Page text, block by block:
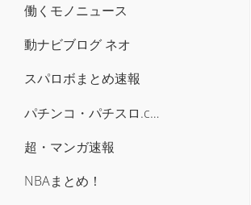
働くモノニュース
動ナビブログ ネオ
スパロボまとめ速報
パチンコ・パチスロ.com
超・マンガ速報
NBAまとめ！